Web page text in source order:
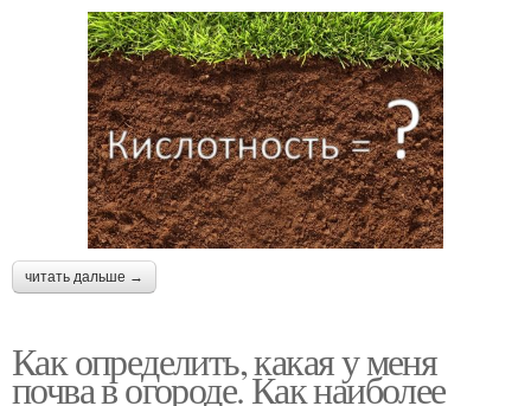
читать дальше →
Как определить, какая у меня
почва в огороде. Как наиболее